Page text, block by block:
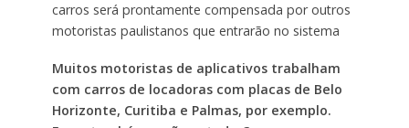
carros será prontamente compensada por outros
motoristas paulistanos que entrarão no sistema
Muitos motoristas de aplicativos trabalham
com carros de locadoras com placas de Belo
Horizonte, Curitiba e Palmas, por exemplo.